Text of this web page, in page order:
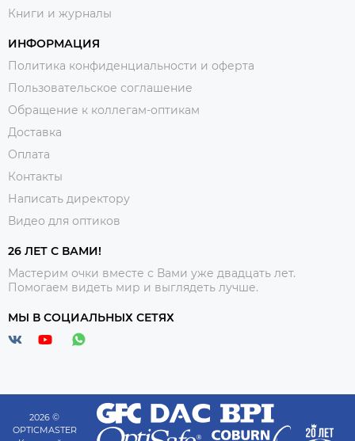
Книги и журналы
ИНФОРМАЦИЯ
Политика конфиденциальности и оферта
Пользовательское соглашение
Обращение к коллегам-оптикам
Доставка
Оплата
Контакты
Написать директору
Видео для оптиков
26 ЛЕТ С ВАМИ!
Мастерим очки вместе с Вами уже двадцать лет.
Помогаем видеть мир и выглядеть лучше.
МЫ В СОЦИАЛЬНЫХ СЕТЯХ
2026 ©
OPTICMASTER